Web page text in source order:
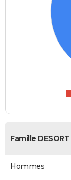
Famille DESORT
Hommes